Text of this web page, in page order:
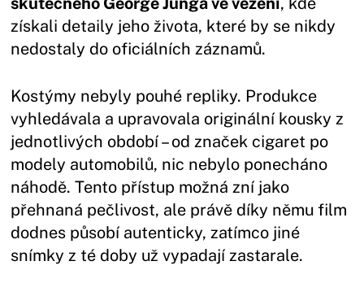
získali detaily jeho života, které by se nikdy
nedostaly do oficiálních záznamů.
Kostýmy nebyly pouhé repliky. Produkce
vyhledávala a upravovala originální kousky z
jednotlivých období – od značek cigaret po
modely automobilů, nic nebylo ponecháno
náhodě. Tento přístup možná zní jako
přehnaná pečlivost, ale právě díky němu film
dodnes působí autenticky, zatímco jiné
snímky z té doby už vypadají zastarale.